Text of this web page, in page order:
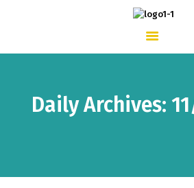
Daily Archives:
ШКОЛСКИ ЖИВОТ
КОНТАКТ